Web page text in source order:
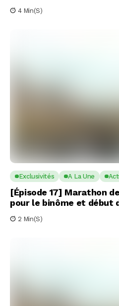
4 Min(s)
Exclusivités A La Une
[Épisode 17] Marathon
pour le binôme et début
2 Min(s)